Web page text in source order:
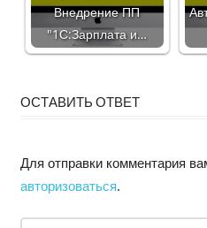
Внедрение ПП
"1С:Зарплата и…
ОСТАВИТЬ ОТВЕТ
Для отправки комментария
авторизоваться.